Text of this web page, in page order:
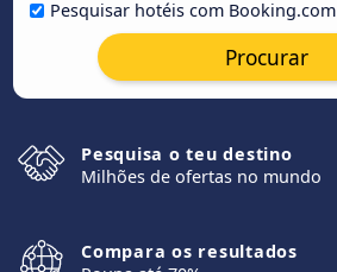
Pesquisar hotéis com Booking.com
Procurar
Pesquisa o teu destino
Milhões de ofertas no mundo
Compara os resultados